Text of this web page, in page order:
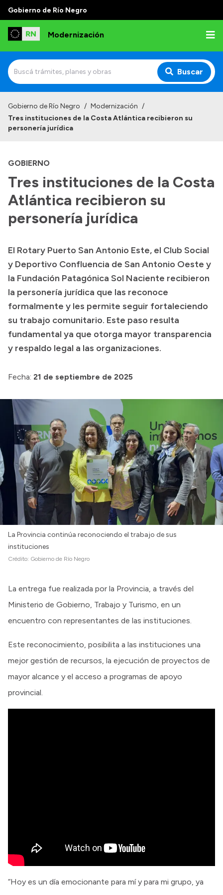
Gobierno de Río Negro
Modernización
Buscar
Institucional
Misión y Visión
Normativa
Transparencia
Boletín Oficial
Compras y licitaciones
Consulta de expedientes
Consulta de pago a proveedores
Convocatorias
Intranet
Login
Gobierno de Río Negro / Modernización /
Tres instituciones de la Costa Atlántica recibieron su
personería jurídica
GOBIERNO
Tres instituciones de la Costa
Atlántica recibieron su
personería jurídica
El Rotary Puerto San Antonio Este, el Club Social
y Deportivo Confluencia de San Antonio Oeste y
la Fundación Patagónica Sol Naciente recibieron
la personería jurídica que las reconoce
formalmente y les permite seguir fortaleciendo
su trabajo comunitario. Este paso resulta
fundamental ya que otorga mayor transparencia
y respaldo legal a las organizaciones.
Fecha: 21 de septiembre de 2025
La Provincia continúa reconociendo el trabajo de sus
instituciones
Crédito: Gobierno de Río Negro
La entrega fue realizada por la Provincia, a través del
Ministerio de Gobierno, Trabajo y Turismo, en un
encuentro con representantes de las instituciones.
Este reconocimiento, posibilita a las instituciones una
mejor gestión de recursos, la ejecución de proyectos de
mayor alcance y el acceso a programas de apoyo
provincial.
“Hoy es un día emocionante para mí y para mi grupo, ya